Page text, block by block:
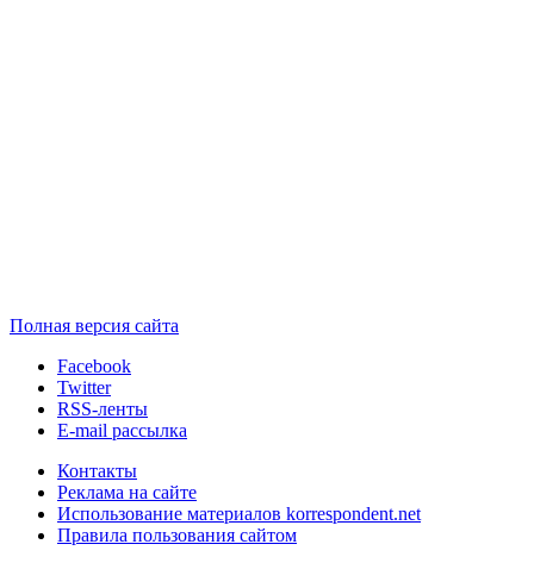
Полная версия сайта
Facebook
Twitter
RSS-ленты
E-mail рассылка
Контакты
Реклама на сайте
Использование материалов korrespondent.net
Правила пользования сайтом